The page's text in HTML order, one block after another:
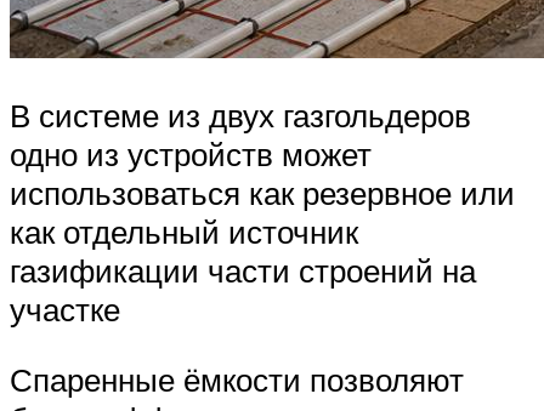
В системе из двух газгольдеров
одно из устройств может
использоваться как резервное или
как отдельный источник
газификации части строений на
участке
Спаренные ёмкости позволяют